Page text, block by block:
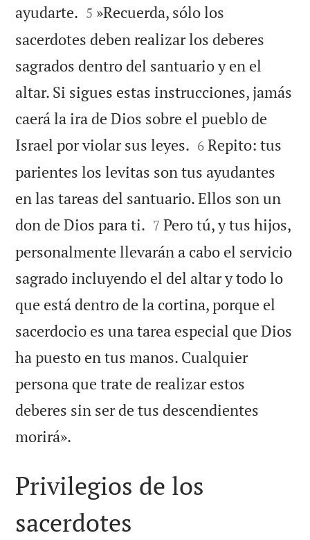
ayudarte. 

5 »Recuerda, sólo los
sacerdotes deben realizar los deberes
sagrados dentro del santuario y en el
altar. Si sigues estas instrucciones, jamás
caerá la ira de Dios sobre el pueblo de
Israel por violar sus leyes. 

6 Repito: tus
parientes los levitas son tus ayudantes
en las tareas del santuario. Ellos son un
don de Dios para ti. 

7 Pero tú, y tus hijos,
personalmente llevarán a cabo el servicio
sagrado incluyendo el del altar y todo lo
que está dentro de la cortina, porque el
sacerdocio es una tarea especial que Dios
ha puesto en tus manos. Cualquier
persona que trate de realizar estos
deberes sin ser de tus descendientes
morirá».
Privilegios de los
sacerdotes